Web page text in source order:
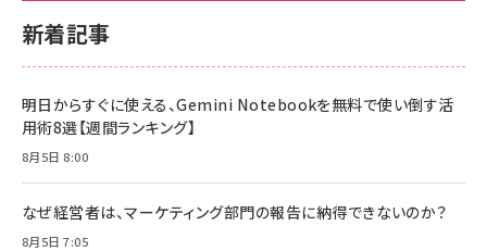
新着記事
明日からすぐに使える、Gemini Notebookを無料で使い倒す活
用術8選【週間ランキング】
8月5日 8:00
なぜ経営者は、マーケティング部門の報告に納得できないのか？
8月5日 7:05